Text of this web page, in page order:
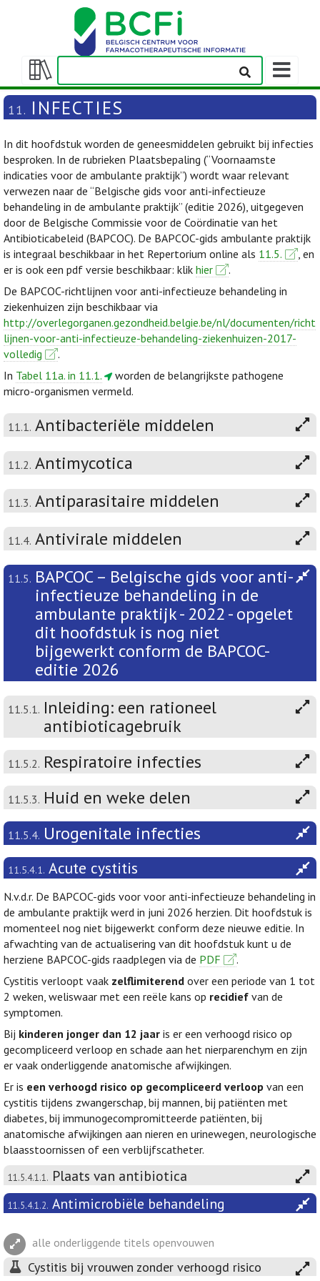
Weergeven/verbergen
inhoudstafel
11. INFECTIES
In dit hoofdstuk worden de geneesmiddelen gebruikt bij infecties
besproken. In de rubrieken Plaatsbepaling (“Voornaamste
indicaties voor de ambulante praktijk”) wordt waar relevant
verwezen naar de “Belgische gids voor anti-infectieuze
behandeling in de ambulante praktijk” (editie 2026), uitgegeven
door de Belgische Commissie voor de Coördinatie van het
Antibioticabeleid (BAPCOC). De BAPCOC-gids ambulante praktijk
is integraal beschikbaar in het Repertorium online als 11.5.
, en
er is ook een pdf versie beschikbaar: klik hier
.
De BAPCOC-richtlijnen voor anti-infectieuze behandeling in
ziekenhuizen zijn beschikbaar via
http://overlegorganen.gezondheid.belgie.be/nl/documenten/richt
lijnen-voor-anti-infectieuze-behandeling-ziekenhuizen-2017-
volledig
.
In Tabel 11a. in 11.1.
worden de belangrijkste pathogene
micro-organismen vermeld.
11.1. Antibacteriële middelen
11.2. Antimycotica
11.3. Antiparasitaire middelen
11.4. Antivirale middelen
11.5. BAPCOC – Belgische gids voor anti-
infectieuze behandeling in de
ambulante praktijk - 2022 - opgelet
dit hoofdstuk is nog niet
bijgewerkt conform de BAPCOC-
editie 2026
11.5.1. Inleiding: een rationeel
antibioticagebruik
11.5.2. Respiratoire infecties
11.5.3. Huid en weke delen
11.5.4. Urogenitale infecties
11.5.4.1. Acute cystitis
N.v.d.r. De BAPCOC-gids voor voor anti-infectieuze behandeling in
de ambulante praktijk werd in juni 2026 herzien. Dit hoofdstuk is
momenteel nog niet bijgewerkt conform deze nieuwe editie. In
afwachting van de actualisering van dit hoofdstuk kunt u de
herziene BAPCOC-gids raadplegen via de PDF
.
Cystitis verloopt vaak zelflimiterend over een periode van 1 tot
2 weken, weliswaar met een reële kans op recidief van de
symptomen.
Bij kinderen jonger dan 12 jaar is er een verhoogd risico op
gecompliceerd verloop en schade aan het nierparenchym en zijn
er vaak onderliggende anatomische afwijkingen.
Er is een verhoogd risico op gecompliceerd verloop van een
cystitis tijdens zwangerschap, bij mannen, bij patiënten met
diabetes, bij immunogecompromitteerde patiënten, bij
anatomische afwijkingen aan nieren en urinewegen, neurologische
blaasstoornissen of een verblijfscatheter.
11.5.4.1.1. Plaats van antibiotica
11.5.4.1.2. Antimicrobiële behandeling
alle onderliggende titels openvouwen
Cystitis bij vrouwen zonder verhoogd risico